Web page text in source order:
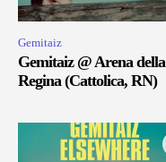
Gemitaiz
Gemitaiz @ Arena della
Regina (Cattolica, RN)